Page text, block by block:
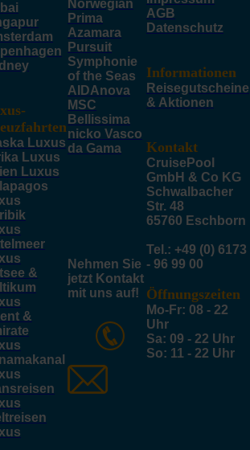
Luxus
Luxus
Luxus
&
&
Norwegian
Prima
Azamara
Pursuit
Symphonie
of the Seas
AIDAnova
MSC
Bellissima
nicko Vasco
da Gama
Nehmen Sie
jetzt Kontakt
mit uns auf!
AGB
Datenschutz
Informationen
Reisegutscheine
& Aktionen
Kontakt
CruisePool
GmbH & Co KG
Schwalbacher
Str. 48
65760 Eschborn
Tel.: +49 (0) 6173
- 96 99 00
Öffnungszeiten
Mo-Fr: 08 - 22
Uhr
Sa: 09 - 22 Uhr
So: 11 - 22 Uhr